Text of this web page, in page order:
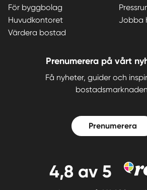
För byggbolag
Huvudkontoret
Värdera bostad
Jobba
Prenumerera på vårt
Få nyheter, guider och
Prenumerera
4,8 av 5